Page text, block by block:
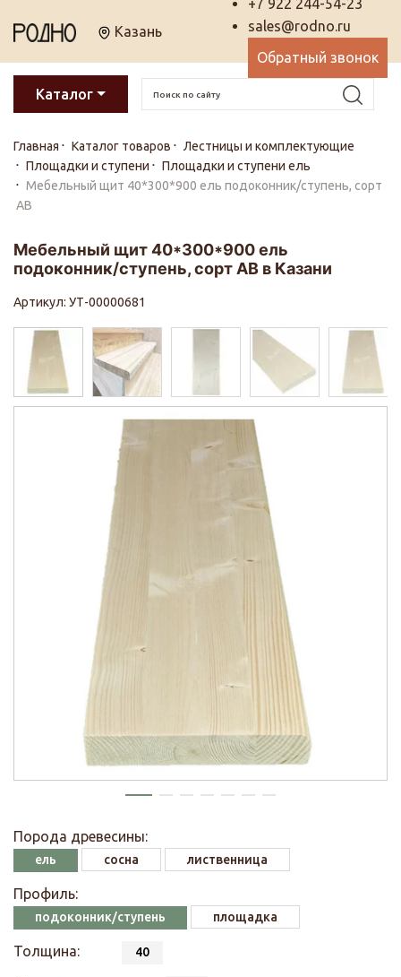
Казань
+7 922 244-54-23
sales@rodno.ru
Обратный звонок
Каталог
Главная Каталог товаров
Лестницы и комплектующие
Площадки и ступени
Площадки и ступени ель
Мебельный щит 40*300*900 ель подоконник/ступень, сорт
АВ
Мебельный щит 40*300*900 ель
подоконник/ступень, сорт АВ в Казани
Артикул: УТ-00000681
Порода древесины:
ель сосна лиственница
Профиль:
подоконник/ступень площадка
Толщина: 40